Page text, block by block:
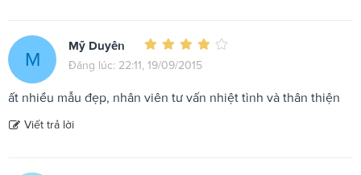
M
Mỹ Duyên
Đăng lúc: 22:11, 19/09/2015
ất nhiều mẫu đẹp, nhân viên tư vấn nhiệt tình và thân thiện
Viết trả lời